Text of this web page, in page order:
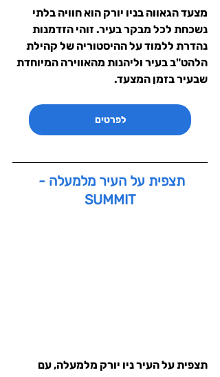
מצעד הגאווה בניו יורק הוא חוויה בלתי
נשכחת לכל מבקר בעיר. זוהי הזדמנות
נהדרת ללמוד על ההיסטוריה של קהילת
הלהט"ב בעיר וליהנות מהאווירה המיוחדת
שבעיר בזמן המצעד.
לפרטים
תצפית על העיר מלמעלה -
SUMMIT
תצפית על העיר ניו יורק מלמעלה, עם